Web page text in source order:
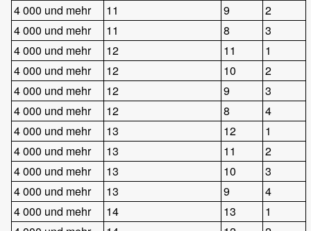
4 000 und mehr
11 9
2
4 000 und mehr
11 8
3
4 000 und mehr
12 11
1
4 000 und mehr
12 10
2
4 000 und mehr
12 9
3
4 000 und mehr
12 8
4
4 000 und mehr
13 12
1
4 000 und mehr
13 11
2
4 000 und mehr
13 10
3
4 000 und mehr
13 9
4
4 000 und mehr
14 13
1